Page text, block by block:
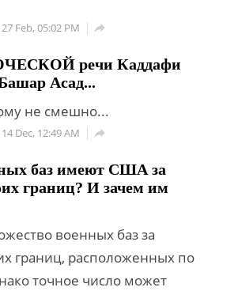
27 Feb, 05:02 PM 
речи Каддафи
Асад...
не смешно...
14 Dec, 12:49 AM 
баз имеют США за
границ? И зачем им
военных баз за
границ, расположенных по
точное число может